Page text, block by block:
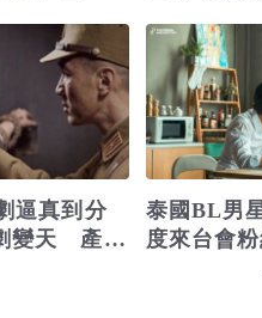
逼真到分
變天 產業
泰國BL男
度來台會
人之間化